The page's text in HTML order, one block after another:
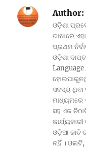
Author:
ଓଡ଼ିଶା
ଭାଷାରେ
ପ୍ରଥମ
ଓଡ଼ିଶା
Language
ସଦସ୍ୟ
ମାଧ୍ୟମରେ
ସହ ଏକ
ଓଡ଼ିଆ ଜାତି
ନାହିଁ ।